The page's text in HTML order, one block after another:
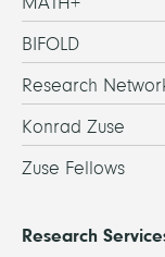
BIFOLD
Research
Konrad Zuse
Zuse Fellows
Research